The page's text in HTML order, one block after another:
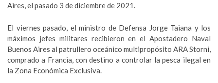
Aires, el pasado 3 de diciembre de 2021.
El viernes pasado, el ministro de Defensa Jorge Taiana y los
máximos jefes militares recibieron en el Apostadero Naval
Buenos Aires al patrullero oceánico multipropósito ARA Storni,
comprado a Francia, con destino a controlar la pesca ilegal en
la Zona Económica Exclusiva.